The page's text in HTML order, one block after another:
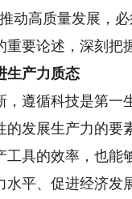
动高质量发展，
要论述，深刻把
产力质态
遵循科技是第一
发展生产力的
工具的效率，也
平、促进经济发